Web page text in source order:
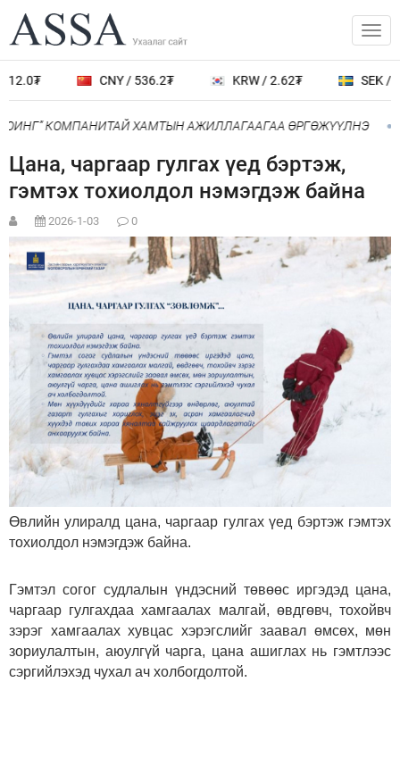
CNY / 536.2₮ KRW / 2.62₮ SEK /
КОМПАНИТАЙ ХАМТЫН АЖИЛЛАГААГАА ӨРГӨЖҮҮЛНЭ
Цана, чаргаар гулгах үед бэртэж,
гэмтэх тохиолдол нэмэгдэж байна
2026-1-03 0
Өвлийн улиралд цана, чаргаар гулгах үед бэртэж гэмтэх
тохиолдол нэмэгдэж байна.
Гэмтэл согог судлалын үндэсний төвөөс иргэдэд цана,
чаргаар гулгахдаа хамгаалах малгай, өвдгөвч, тохойвч
зэрэг хамгаалах хувцас хэрэгслийг заавал өмсөх, мөн
зориулалтын, аюулгүй чарга, цана ашиглах нь гэмтлээс
сэргийлэхэд чухал ач холбогдолтой.